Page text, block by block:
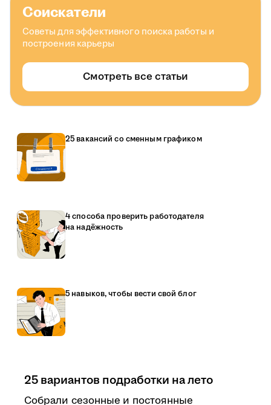
Соискатели
Советы для эффективного поиска работы и
построения карьеры
Смотреть все статьи
25 вакансий со сменным графиком
4 способа проверить работодателя
на надёжность
5 навыков, чтобы вести свой блог
25 вариантов подработки на лето
Собрали сезонные и постоянные